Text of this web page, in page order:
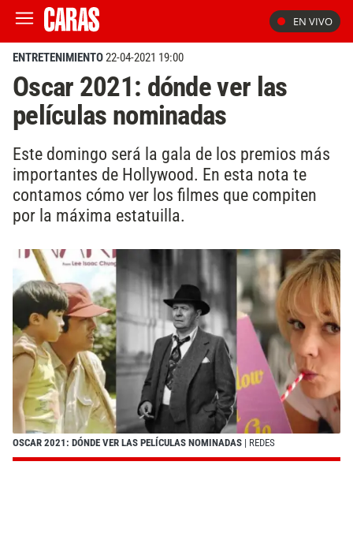
EN VIVO
ENTRETENIMIENTO22-04-2021 19:00
Oscar 2021: dónde ver las
películas nominadas
Este domingo será la gala de los premios más
importantes de Hollywood. En esta nota te
contamos cómo ver los filmes que compiten
por la máxima estatuilla.
OSCAR 2021: DÓNDE VER LAS PELÍCULAS NOMINADAS | REDES